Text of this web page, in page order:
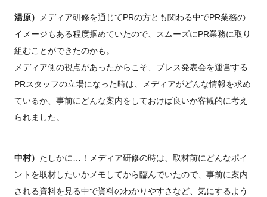
湯原）
メディア研修を通じてPRの方とも関わる中でPR業務の
イメージもある程度掴めていたので、スムーズにPR業務に取り
組むことができたのかも。
メディア側の視点があったからこそ、プレス発表会を運営する
PRスタッフの立場になった時は、メディアがどんな情報を求め
ているか、事前にどんな案内をしておけば良いか客観的に考え
られました。
中村） たしかに…！メディア研修の時は、取材前にどんなポイ
ントを取材したいかメモしてから臨んでいたので、事前に案内
される資料を見る中で資料のわかりやすさなど、気にするよう